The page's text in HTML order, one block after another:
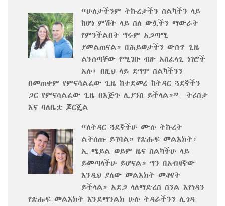
“ሁለታችንም ትኩረታችን ስልካችን ላይ
ከሆነ ምሽት ላይ ስለ ውሏችን ማውራት
የምንችልበት ግሩም አጋጣሚ
ያመልጠናል። በሕይወታችን ውስጥ ጊዜ
ልንሰጣቸው የሚገቡ ብዙ አስፈላጊ ነገሮች
አሉ፤ በዚህ ላይ ደግሞ ስልካችንን
በመጠቀም የምናሳልፈው ጊዜ ከተደመረ ከትዳር ጓደኛችን
ጋር የምናሳልፈው ጊዜ በእጅጉ ሊያንስ ይችላል።”—ትሪስታ
እና ባለቤቷ ጆርጄል
“ለትዳር ጓደኛችሁ ሙሉ ትኩረት
ልትሰጡ ይገባል። የጽሑፍ መልእክት፣
ኢ-ሜይል ወይም ዜና ስልካችሁ ላይ
ይመጣላችሁ ይሆናል። ግን በአብዛኛው
እንዲህ ያለው መልእክት መቆየት
ይችላል። አደጋ ላለማድረስ ስንል እየነዳን
የጽሑፍ መልእክት እንደማንልክ ሁሉ ትዳራችንን ሊጎዳ